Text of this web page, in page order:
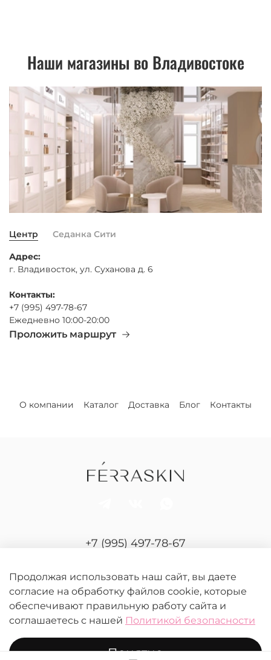
Наши магазины во Владивостоке
Центр Седанка Сити
Адрес:
г. Владивосток, ул. Суханова д. 6
Контакты:
+7 (995) 497-78-67
Ежедневно 10:00-20:00
Проложить маршрут
О компании Каталог Доставка Блог Контакты
+7 (995) 497-78-67
© 2026 FERRASKIN.
Продолжая использовать наш сайт, вы даете
согласие на обработку файлов cookie, которые
обеспечивают правильную работу сайта и
соглашаетесь с нашей Политикой безопасности
Понятно